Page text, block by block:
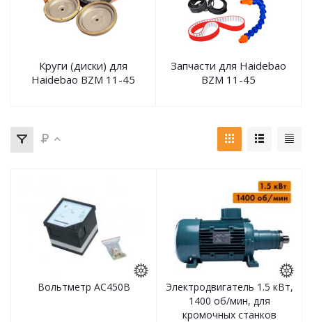
Круги (диски) для
Haidebao BZM 11-45
Запчасти для Haidebao
BZM 11-45
Вольтметр АС450В
Электродвигатель 1.5 кВт,
1400 об/мин, для
кромочных станков